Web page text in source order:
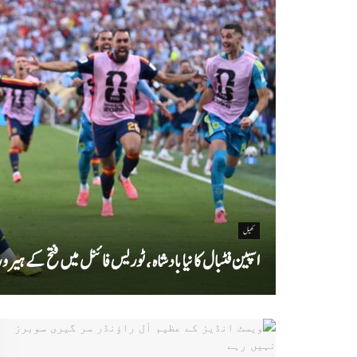
کھیل
اسپین فٹبال کا نیا بادشاہ ، ٹوریس فائنل میں فتح کے